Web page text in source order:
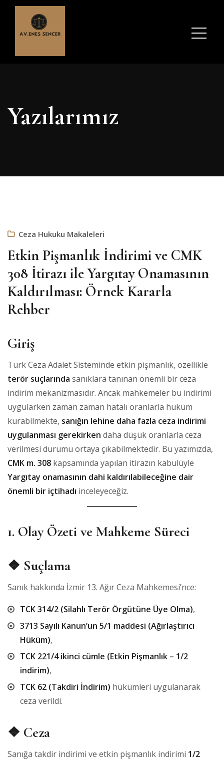
Yazılarımız
Ceza Hukuku Makaleleri
Etkin Pişmanlık İndirimi ve CMK
308 İtirazı ile Yargıtay Onamasının
Kaldırılması: Örnek Kararla
Rehber
Giriş
Türk Ceza Adalet Sisteminde etkin pişmanlık, özellikle
terör suçlarında sanıklara tanınan önemli bir ceza
indirim mekanizmasıdır. Ancak mahkemeler bu indirimi
uygularken zaman zaman hatalı oranlarla hüküm
kurabilmekte, sanığın lehine daha fazla ceza indirimi
uygulanması gerekirken daha düşük oranlarla ceza
verilmesi durumu ortaya çıkabilmektedir. Bu yazımızda,
CMK m. 308 kapsamında yapılan itirazın kabulüyle
Yargıtay onamasının dahi kaldırılabileceğine dair
önemli bir içtihadı inceleyeceğiz.
1. Olay Özeti ve Mahkeme Süreci
❖ Suçlama
Sanık hakkında İzmir 13. Ağır Ceza Mahkemesi’nce:
TCK 314/2 (Silahlı Terör Örgütüne Üye Olma),
3713 Sayılı Kanun’un 5/1 maddesi (Ağırlaştırıcı
Hüküm),
TCK 221/4 ikinci cümle (Etkin Pişmanlık – 1/2
indirim),
TCK 62 (Takdiri İndirim) hükümleri uygulanarak
ceza verildi.
❖ Ceza
Sanığa takdir indirimi ve etkin pişmanlık indirimi 1/2